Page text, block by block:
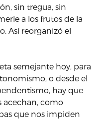
sin tregua, sin
a los frutos de la
Así reorganizó el
semejante hoy, para
o desde el
hay que
acechan, como
que nos impiden